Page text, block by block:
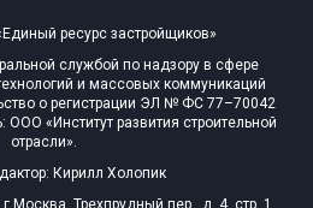
ресурс застройщиков»
службой по надзору в сфере
и массовых коммуникаций
о регистрации ЭЛ № ФС 77–70042
ООО «Институт развития строительной
отрасли».
Кирилл Холопик
Трехпрудный пер., д. 4, стр. 1,